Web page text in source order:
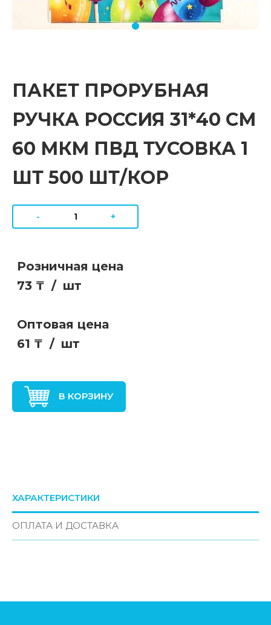
ПАКЕТ ПРОРУБНАЯ
РУЧКА РОССИЯ 31*40 СМ
60 МКМ ПВД ТУСОВКА 1
ШТ 500 ШТ/КОР
- +
Розничная цена
73 ₸ / шт
Оптовая цена
61 ₸ / шт
В КОРЗИНУ
ХАРАКТЕРИСТИКИ
ОПЛАТА И ДОСТАВКА